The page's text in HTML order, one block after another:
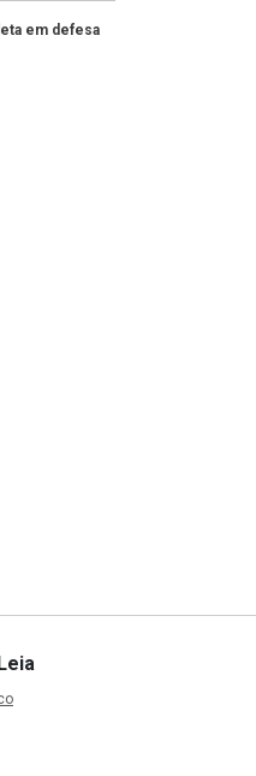
em defesa